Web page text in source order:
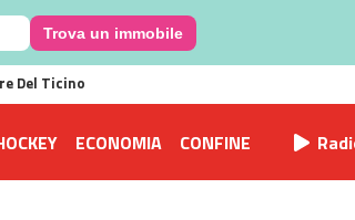
Trova un immobile
Del Ticino
ECONOMIA CONFINE